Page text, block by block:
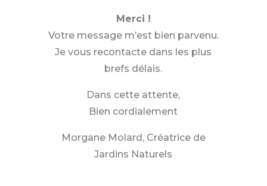
Merci !
Votre message m’est bien parvenu.
Je vous recontacte dans les plus
brefs délais.
Dans cette attente,
Bien cordialement
Morgane Molard, Créatrice de
Jardins Naturels